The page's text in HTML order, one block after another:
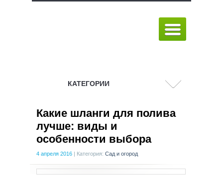
КАТЕГОРИИ
Какие шланги для полива
лучше: виды и
особенности выбора
4 апреля 2016 | Категория: Сад и огород